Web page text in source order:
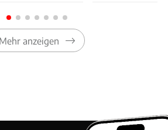
Mehr anzeigen